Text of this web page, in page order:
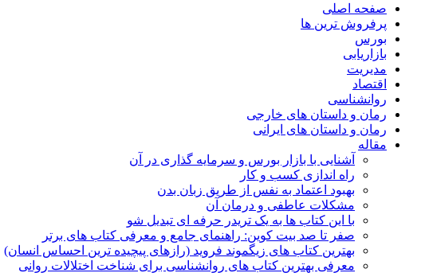
صفحه اصلی
پرفروش ترین ها
بورس
بازاریابی
مدیریت
اقتصاد
روانشناسی
رمان و داستان های خارجی
رمان و داستان های ایرانی
مقاله
آشنایی با بازار بورس و سرمایه گذاری در آن
راه اندازی کسب و کار
بهبود اعتماد به نفس از طریق زبان بدن
مشکلات عاطفی و درمان آن
با این کتاب ها به یک تریدر حرفه ای تبدیل شو
صفر تا صد بیت کوین: راهنمای جامع و معرفی کتاب های برتر
بهترین کتاب های زیگموند فروید (رازهای پیچیده ترین احساس انسان)
معرفی بهترین کتاب های روانشناسی برای شناخت اختلالات روانی